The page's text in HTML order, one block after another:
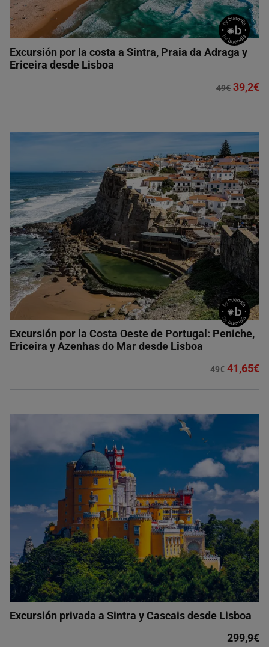
Excursión por la costa a Sintra, Praia da Adraga y
Ericeira desde Lisboa
49€ 39,2€
Excursión por la Costa Oeste de Portugal: Peniche,
Ericeira y Azenhas do Mar desde Lisboa
49€ 41,65€
Excursión privada a Sintra y Cascais desde Lisboa
299,9€